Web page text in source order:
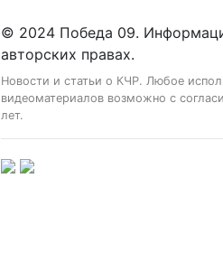
© 2024 Победа 09.
авторских правах.
Новости и статьи о КЧР. Любое
видеоматериалов возможно с
лет.